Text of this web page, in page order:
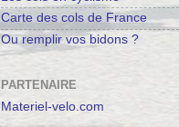
Carte des cols de France
Ou remplir vos bidons ?
PARTENAIRE
Materiel-velo.com